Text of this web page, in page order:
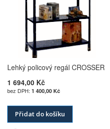
Lehký policový regál CROSSER
1 694,00 Kč
1 400,00 Kč
Přidat do košíku